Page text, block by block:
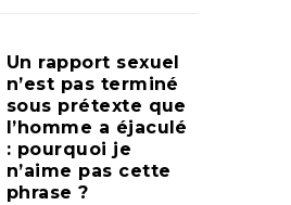
Un rapport sexuel
n’est pas terminé
sous prétexte que
l’homme a éjaculé
: pourquoi je
n’aime pas cette
phrase ?